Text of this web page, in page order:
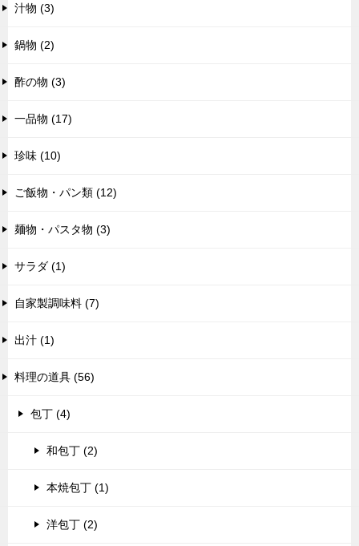
汁物 (3)
鍋物 (2)
酢の物 (3)
一品物 (17)
珍味 (10)
ご飯物・パン類 (12)
麺物・パスタ物 (3)
サラダ (1)
自家製調味料 (7)
出汁 (1)
料理の道具 (56)
包丁 (4)
和包丁 (2)
本焼包丁 (1)
洋包丁 (2)